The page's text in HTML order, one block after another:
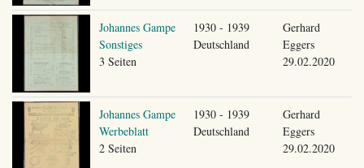
Johannes Gampe
Sonstiges
3 Seiten
1930 - 1939
Deutschland
Gerhard
Eggers
29.02.2020
Johannes Gampe
Werbeblatt
2 Seiten
1930 - 1939
Deutschland
Gerhard
Eggers
29.02.2020